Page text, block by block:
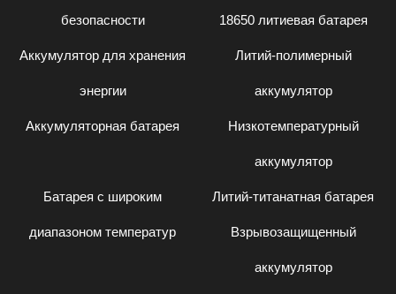
безопасности 18650 литиевая батарея
Аккумулятор для хранения
энергии
Литий-полимерный
аккумулятор
Аккумуляторная батарея Низкотемпературный
аккумулятор
Батарея с широким
диапазоном температур
Литий-титанатная батарея
Взрывозащищенный
аккумулятор